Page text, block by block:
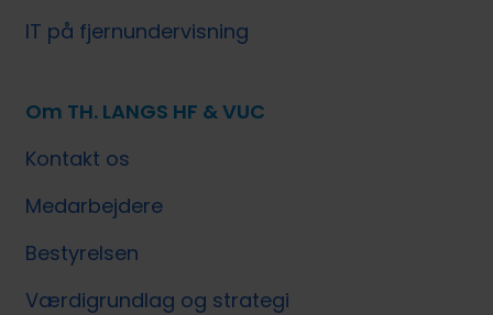
IT på fjernundervisning
Om TH. LANGS HF & VUC
Kontakt os
Medarbejdere
Bestyrelsen
Værdigrundlag og strategi